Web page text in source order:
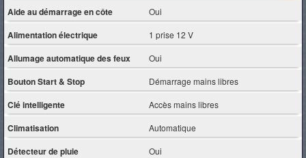
Aide au démarrage en côte Oui
Alimentation électrique 1 prise 12 V
Allumage automatique des feux Oui
Bouton Start & Stop Démarrage mains libres
Clé intelligente Accès mains libres
Climatisation Automatique
Détecteur de pluie Oui